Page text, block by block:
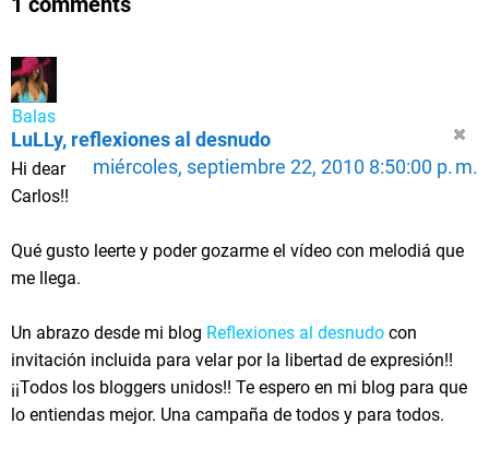
1 comments
Balas
LuLLy, reflexiones al desnudo
miércoles, septiembre 22, 2010 8:50:00 p. m.
Hi dear
Carlos!!
Qué gusto leerte y poder gozarme el vídeo con melodiá que
me llega.
Un abrazo desde mi blog Reflexiones al desnudo con
invitación incluida para velar por la libertad de expresión!!
¡¡Todos los bloggers unidos!! Te espero en mi blog para que
lo entiendas mejor. Una campaña de todos y para todos.